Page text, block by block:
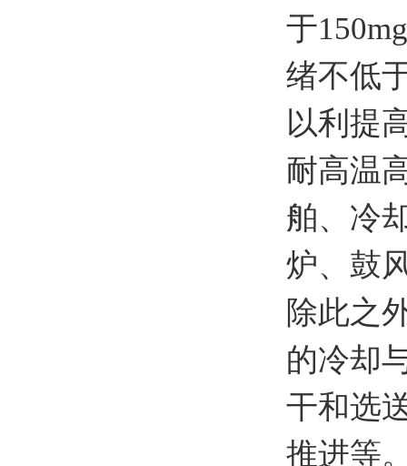
于
绪不低
以利提
耐高温
舶、冷
炉、鼓
除此之
的冷却
干和选
推进等